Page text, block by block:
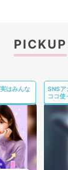
PICKUP
はみんな
SNSア
ココ使